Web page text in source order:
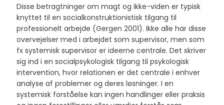
Disse betragtninger om magt og ikke-viden er typisk
knyttet til en socialkonstruktionistisk tilgang til
professionelt arbejde (Gergen 2001). Ikke alle har disse
overvejelser med i arbejdet som supervisor, men som
fx systemisk supervisor er ideerne centrale. Det skriver
sig ind i en socialpsykologisk tilgang til psykologisk
intervention, hvor relationen er det centrale i enhver
analyse af problemer og deres løsninger. I en
systemisk forståelse kan ingen handlinger eller praksis